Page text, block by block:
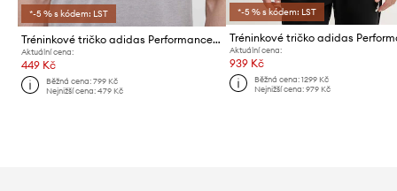
*-5 % s kódem: LST
Tréninkové tričko adidas Performance Train Essentials Feelready Logo
Aktuální cena:
449 Kč
Běžná cena:799 Kč
Nejnižší cena:479 Kč
*-5 % s kódem: LST
Tréninkové tričko adidas
Aktuální cena:
939 Kč
Běžná cena: 1299 Kč
Nejnižší cena: 979 Kč